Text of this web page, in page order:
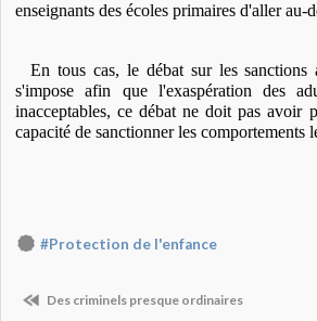
enseignants des écoles primaires d'aller au-
En tous cas, le débat sur les
s'impose afin que l'exaspération des
inacceptables, ce débat ne doit pas avoir
capacité de sanctionner les comportements
#Protection de l'enfance
Des criminels presque ordinaires